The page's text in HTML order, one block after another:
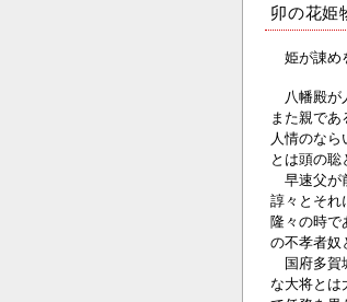
卯の花
姫が諌め
八幡殿が
また親で
人情のな
とは頭の聡
早速父が
諄々とそれ
隆々の時で
の不孝者奴
国府多賀
な大将とは